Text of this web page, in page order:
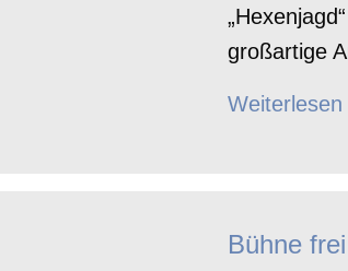
großartige
Weiterlesen
Bühne frei